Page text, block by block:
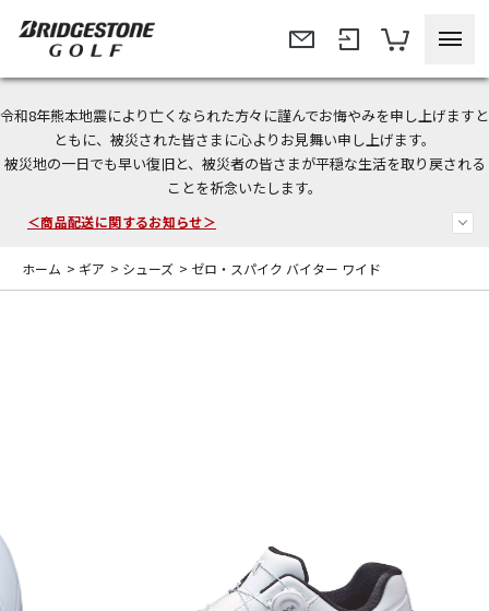
令和8年熊本地震により亡くなられた方々に謹んでお悔やみを申し上げますと
ともに、被災された皆さまに心よりお見舞い申し上げます。
被災地の一日でも早い復旧と、被災者の皆さまが平穏な生活を取り戻される
ことを祈念いたします。
今なら新規会員登録で1,000円OFFクーポンプレゼント！
＜商品配送に関するお知らせ＞
ホーム > ギア > シューズ > ゼロ・スパイク バイター ワイド